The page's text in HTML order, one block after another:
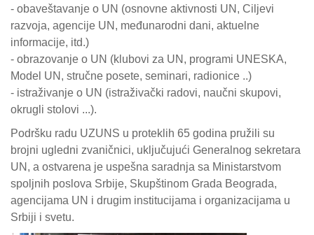
- obaveštavanje o UN (osnovne aktivnosti UN, Ciljevi
razvoja, agencije UN, međunarodni dani, aktuelne
informacije, itd.)
- obrazovanje o UN (klubovi za UN, programi UNESKA,
Model UN, stručne posete, seminari, radionice ..)
- istraživanje o UN (istraživački radovi, naučni skupovi,
okrugli stolovi ...).
Podršku radu UZUNS u proteklih 65 godina pružili su
brojni ugledni zvaničnici, uključujući Generalnog sekretara
UN, a ostvarena je uspešna saradnja sa Ministarstvom
spoljnih poslova Srbije, Skupštinom Grada Beograda,
agencijama UN i drugim institucijama i organizacijama u
Srbiji i svetu.